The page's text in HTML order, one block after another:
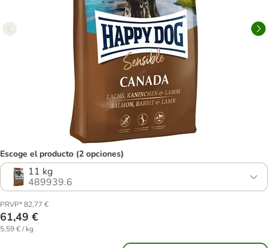
Escoge el producto (2 opciones)
11 kg
489939.6
PRVP* 82,77 €
61,49 €
5,59 € / kg